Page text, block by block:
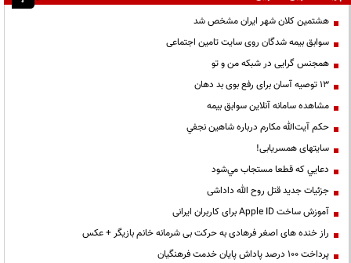
هشتمین کلان شهر ایران مشخص شد
سوابق بیمه شدگان روی سایت تامین اجتماعی
همجنس گرایی در شبکه من و تو
13 توصیه آسان برای رفع بوی بد دهان
مشاهده سامانه آنلاين سوابق بیمه
حكم آيت‌الله مكارم درباره شاهين نجفي
سایتهای همسریابی!
دعايي كه قطعا مستجاب مي‌شود
جزئیات جدید قتل روح الله داداشی
آموزش ساخت Apple ID برای کاربران ایرانی
راز خنده های اصغر فرهادی به حرکت بی شرمانه خانم بازیگر + عکس
پرداخت ۱۰۰ درصد پاداش پایان خدمت فرهنگیان